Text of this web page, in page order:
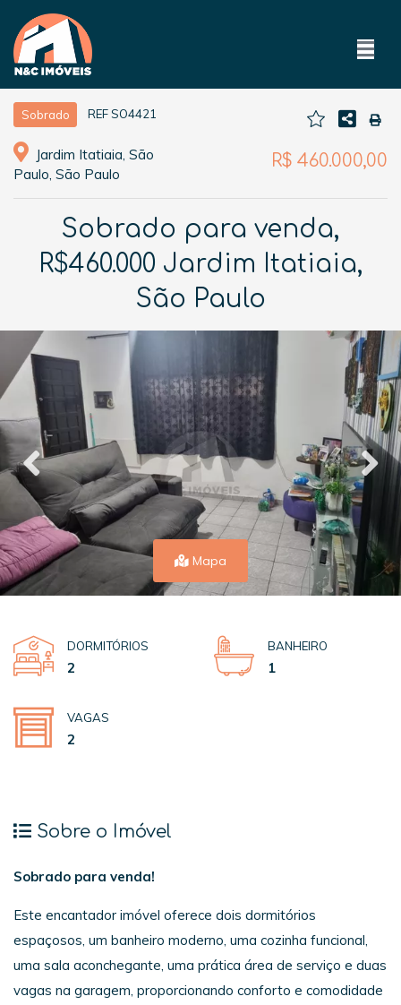
Sobrado REF SO4421
Jardim Itatiaia, São
Paulo, São Paulo
R$ 460.000,00
Sobrado para venda,
R$460.000 Jardim Itatiaia,
São Paulo
Mapa
DORMITÓRIOS
2
BANHEIRO
1
VAGAS
2
Sobre o Imóvel
Sobrado para venda!
Este encantador imóvel oferece dois dormitórios
espaçosos, um banheiro moderno, uma cozinha funcional,
uma sala aconchegante, uma prática área de serviço e duas
vagas na garagem, proporcionando conforto e comodidade